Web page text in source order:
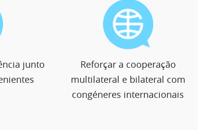
junto
Reforçar a cooperação
multilateral e bilateral com
congéneres internacionais